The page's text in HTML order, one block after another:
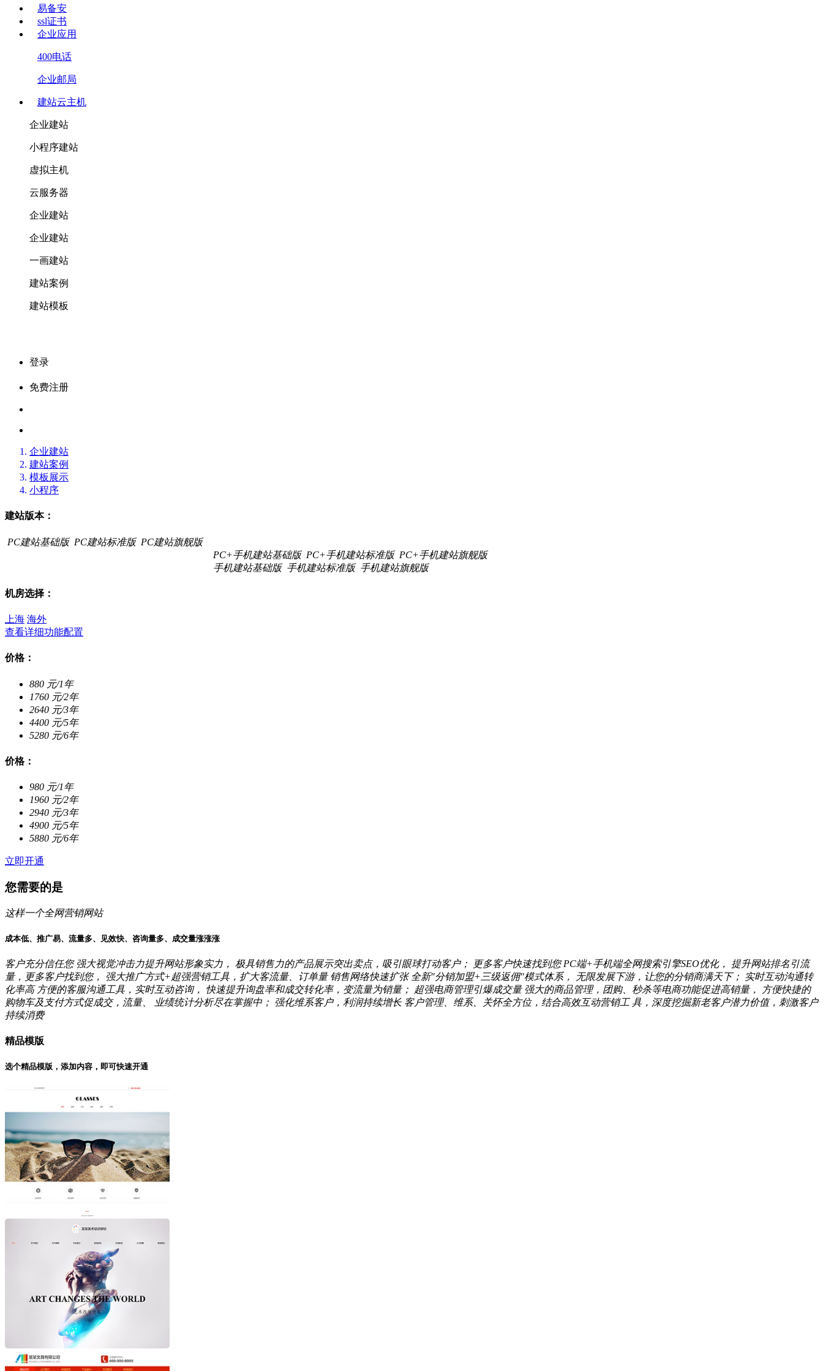
易备安
ssl证书
企业应用
400电话
企业邮局
建站云主机
企业建站
小程序建站
虚拟主机
云服务器
企业建站
企业建站
一画建站
建站案例
建站模板
登录
免费注册
企业建站
建站案例
模板展示
小程序
建站版本：
PC建站基础版 PC建站标准版 PC建站旗舰版
PC+手机建站基础版 PC+手机建站标准版 PC+手机建站旗舰版
手机建站基础版 手机建站标准版 手机建站旗舰版
机房选择：
上海 海外
查看详细功能配置
价格：
880 元/1年
1760 元/2年
2640 元/3年
4400 元/5年
5280 元/6年
价格：
980 元/1年
1960 元/2年
2940 元/3年
4900 元/5年
5880 元/6年
立即开通
您需要的是
这样一个全网营销网站
成本低、推广易、流量多、见效快、咨询量多、成交量涨涨涨
客户充分信任您 强大视觉冲击力提升网站形象实力， 极具销售力的产品展示突出卖点，吸引眼球打动客户； 更多客户快速找到您 PC端+手机端全网搜索引擎SEO优化，
提升网站排名引流
量，更多客户找到您，
强大推广方式+超强营销工具，扩大客流量、订单量 销售网络快速扩张 全新"分销加盟+三级返佣"模式体系， 无限发展下游，让您的分销商满天下； 实时互动沟通转
化率高 方便的客服沟通工具，实时互动咨询， 快速提升询盘率和成交转化率，变流量为销量； 超强电商管理引爆成交量 强大的商品管理，团购、秒杀等电商功能促进高销量，
方便快捷的
购物车及支付方式促成交，流量、
业绩统计分析尽在掌握中； 强化维系客户，利润持续增长 客户管理、维系、关怀全方位，结合高效互动营销工 具，深度挖掘新老客户潜力价值，刺激客户
持续消费
精品模版
选个精品模版，添加内容，即可快速开通